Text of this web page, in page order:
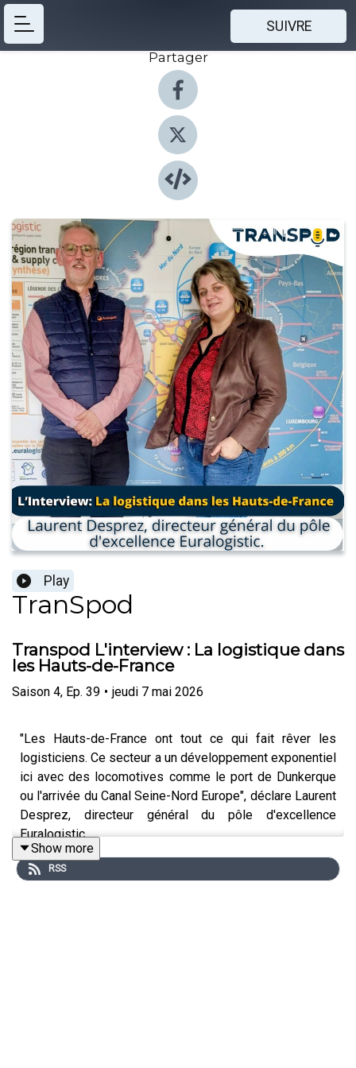
SUIVRE
Partager
Play
TranSpod
Transpod L'interview : La logistique dans
les Hauts-de-France
Saison 4, Ep. 39 • jeudi 7 mai 2026
"Les Hauts-de-France ont tout ce qui fait rêver les
logisticiens. Ce secteur a un développement exponentiel
ici avec des locomotives comme le port de Dunkerque
ou l'arrivée du Canal Seine-Nord Europe", déclare Laurent
Desprez, directeur général du pôle d'excellence
Euralogistic.
Et si la région championne française de logistique, c'était
les Hauts-de-France ? Laurent Desprez en est persuadé.
Show more
RSS